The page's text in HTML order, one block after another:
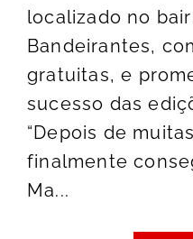
localizado no
Bandeirantes,
gratuitas, e
sucesso das
“Depois de
finalmente
Ma...